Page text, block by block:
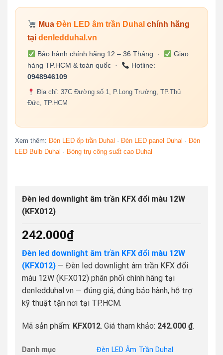
MuaĐèn LED âm trần Duhal chính hãng
tại denledduhal.vn
Bảo hành chính hãng 12 – 36 Tháng ·
Giao
hàng TP.HCM & toàn quốc ·
Hotline:
0948946109
Địa chỉ: 37C Đường số 1, P.Long Trường, TP.Thủ
Đức, TP.HCM
Xem thêm: Đèn LED ốp trần Duhal · Đèn LED panel Duhal · Đèn
LED Bulb Duhal · Bóng trụ công suất cao Duhal
Đèn led downlight âm trần KFX đổi màu 12W
(KFX012)
242.000₫
Đèn led downlight âm trần KFX đổi màu 12W
(KFX012)— Đèn led downlight âm trần KFX đổi
màu 12W (KFX012) phân phối chính hãng tại
denledduhal.vn — đúng giá, đúng bảo hành, hỗ trợ
kỹ thuật tận nơi tại TP.HCM.
Mã sản phẩm: KFX012. Giá tham khảo: 242.000 ₫.
Danh mục
Đèn LED Âm Trần Duhal